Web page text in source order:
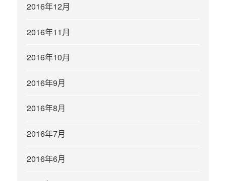
2016年12月
2016年11月
2016年10月
2016年9月
2016年8月
2016年7月
2016年6月